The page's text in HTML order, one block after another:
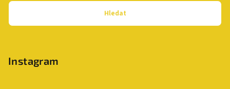
Hledat
Instagram